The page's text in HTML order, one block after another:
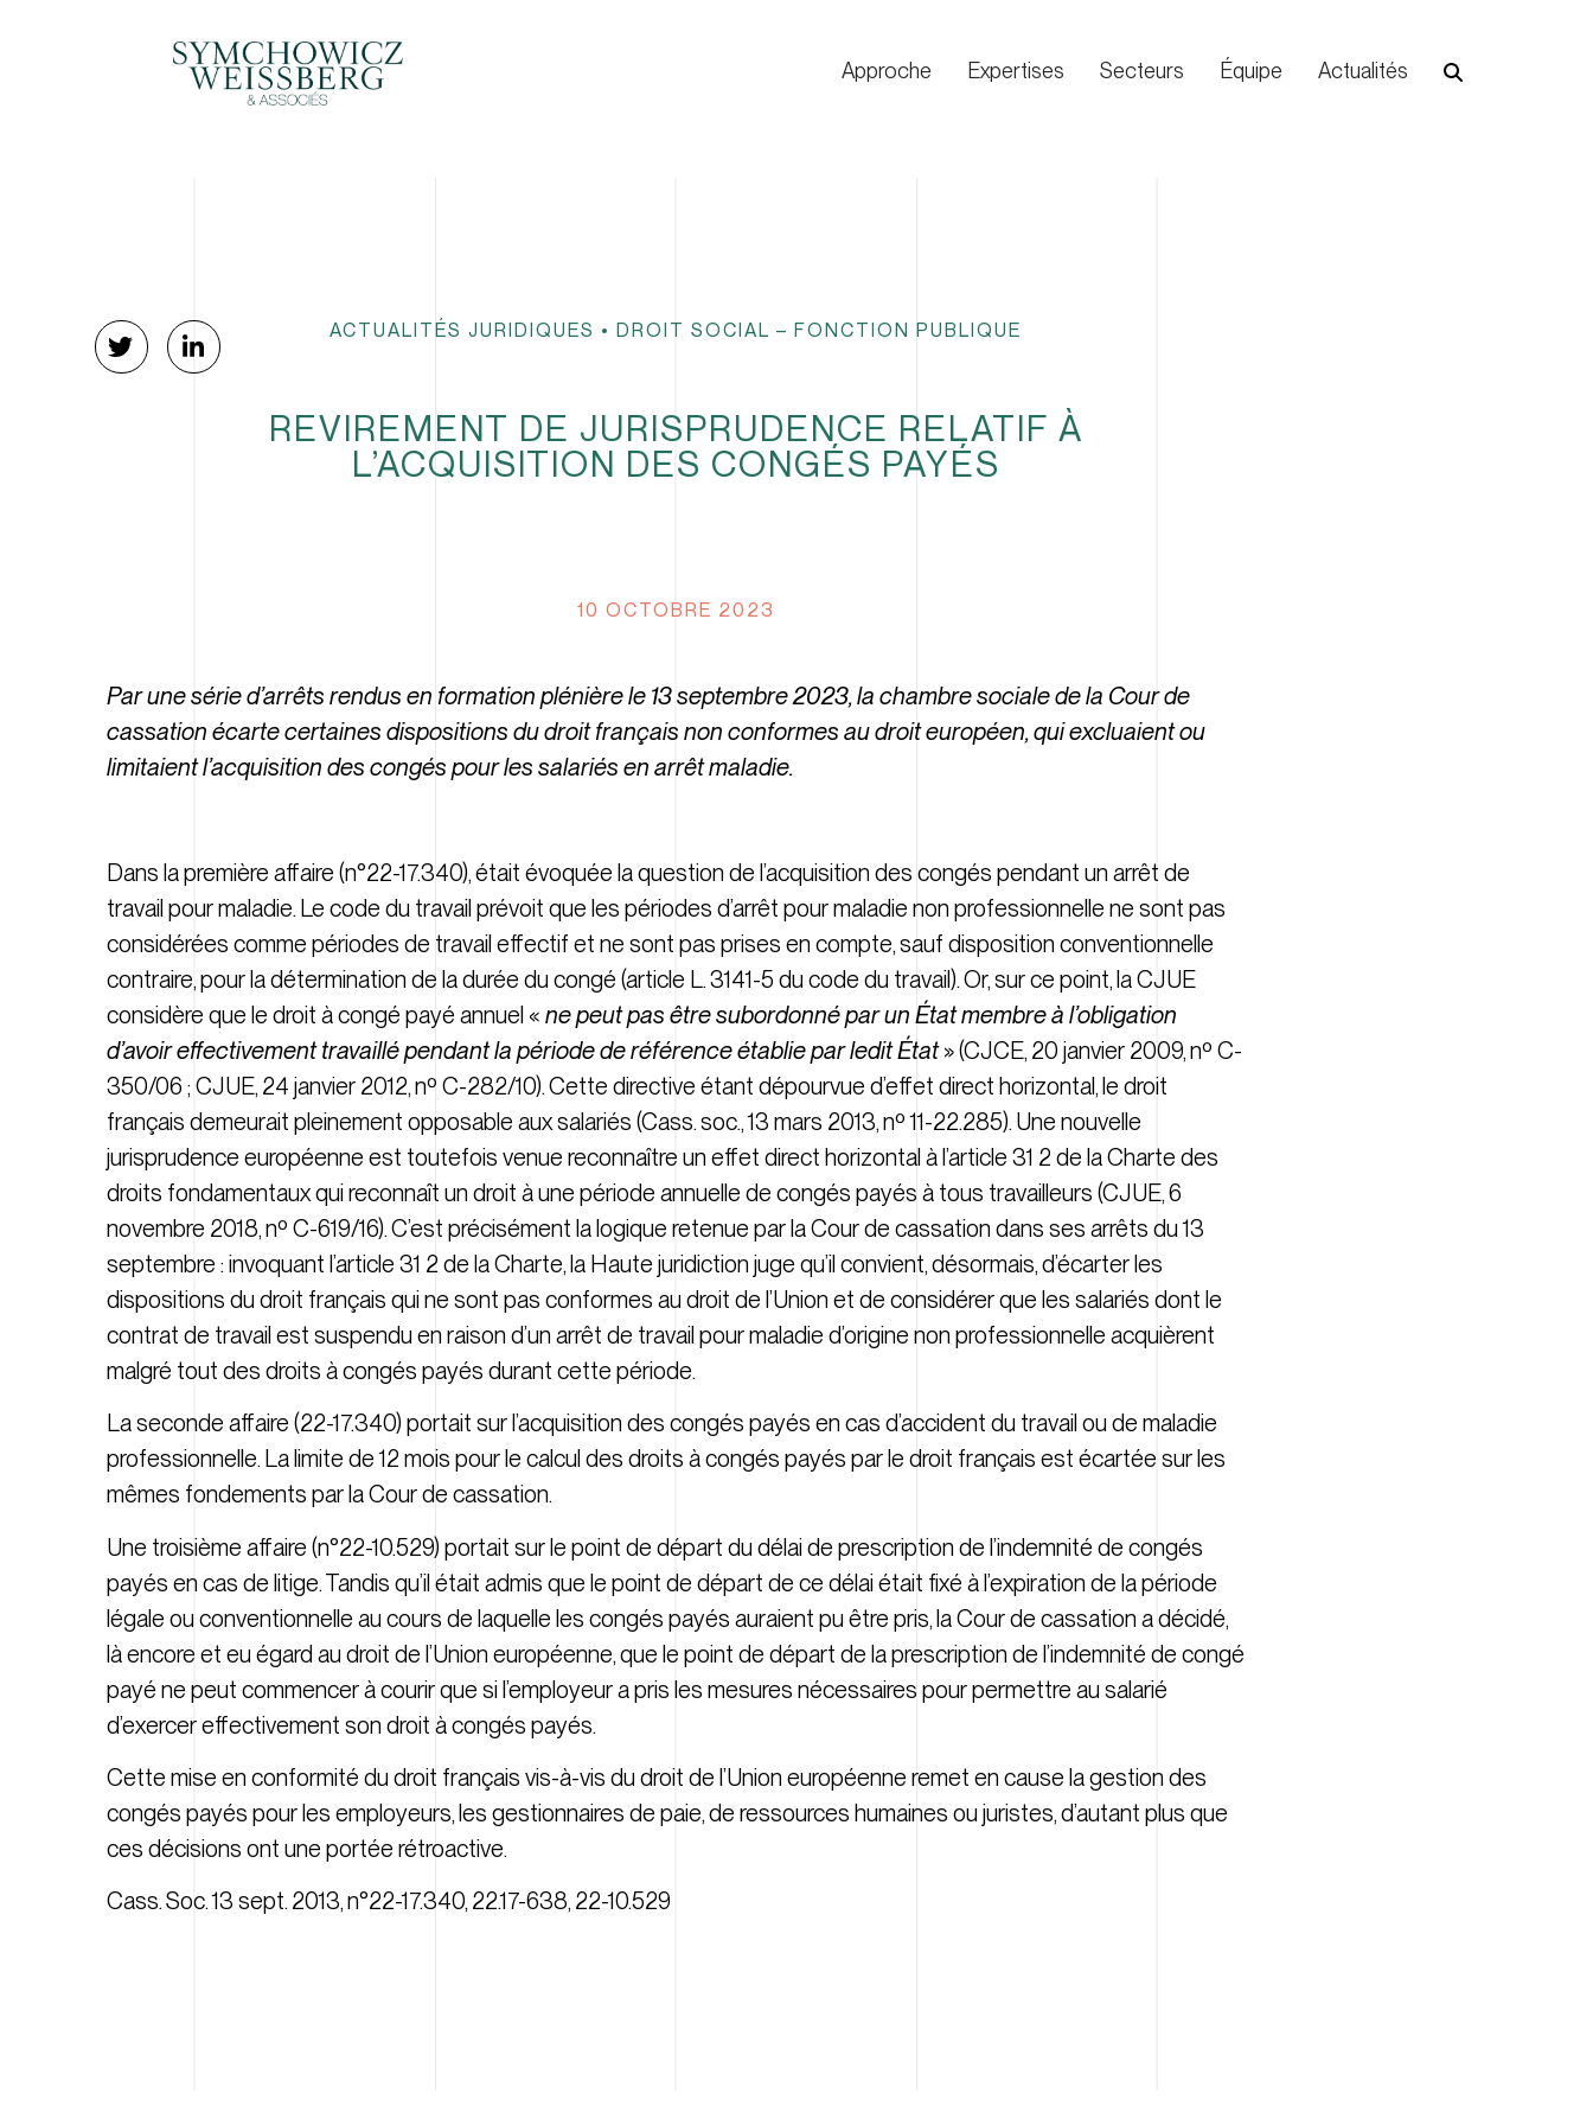
Approche Expertises Secteurs Équipe Actualités
ACTUALITÉS JURIDIQUES • DROIT SOCIAL – FONCTION PUBLIQUE
REVIREMENT DE JURISPRUDENCE RELATIF À
L’ACQUISITION DES CONGÉS PAYÉS
10 OCTOBRE 2023
Par une série d’arrêts rendus en formation plénière le 13 septembre 2023, la chambre sociale de la Cour de
cassation écarte certaines dispositions du droit français non conformes au droit européen, qui excluaient ou
limitaient l’acquisition des congés pour les salariés en arrêt maladie.
Dans la première affaire (n°22-17.340), était évoquée la question de l’acquisition des congés pendant un arrêt de
travail pour maladie. Le code du travail prévoit que les périodes d’arrêt pour maladie non professionnelle ne sont pas
considérées comme périodes de travail effectif et ne sont pas prises en compte, sauf disposition conventionnelle
contraire, pour la détermination de la durée du congé (article L. 3141-5 du code du travail). Or, sur ce point, la CJUE
considère que le droit à congé payé annuel « ne peut pas être subordonné par un État membre à l’obligation
d’avoir effectivement travaillé pendant la période de référence établie par ledit État» (CJCE, 20 janvier 2009, nº C-
350/06 ; CJUE, 24 janvier 2012, nº C-282/10). Cette directive étant dépourvue d’effet direct horizontal, le droit
français demeurait pleinement opposable aux salariés (Cass. soc., 13 mars 2013, nº 11-22.285). Une nouvelle
jurisprudence européenne est toutefois venue reconnaître un effet direct horizontal à l’article 31 2 de la Charte des
droits fondamentaux qui reconnaît un droit à une période annuelle de congés payés à tous travailleurs (CJUE, 6
novembre 2018, nº C-619/16). C’est précisément la logique retenue par la Cour de cassation dans ses arrêts du 13
septembre : invoquant l’article 31 2 de la Charte, la Haute juridiction juge qu’il convient, désormais, d’écarter les
dispositions du droit français qui ne sont pas conformes au droit de l’Union et de considérer que les salariés dont le
contrat de travail est suspendu en raison d’un arrêt de travail pour maladie d’origine non professionnelle acquièrent
malgré tout des droits à congés payés durant cette période.
La seconde affaire (22-17.340) portait sur l’acquisition des congés payés en cas d’accident du travail ou de maladie
professionnelle. La limite de 12 mois pour le calcul des droits à congés payés par le droit français est écartée sur les
mêmes fondements par la Cour de cassation.
Une troisième affaire (n°22-10.529) portait sur le point de départ du délai de prescription de l’indemnité de congés
payés en cas de litige. Tandis qu’il était admis que le point de départ de ce délai était fixé à l’expiration de la période
légale ou conventionnelle au cours de laquelle les congés payés auraient pu être pris, la Cour de cassation a décidé,
là encore et eu égard au droit de l’Union européenne, que le point de départ de la prescription de l’indemnité de congé
payé ne peut commencer à courir que si l’employeur a pris les mesures nécessaires pour permettre au salarié
d’exercer effectivement son droit à congés payés.
Cette mise en conformité du droit français vis-à-vis du droit de l’Union européenne remet en cause la gestion des
congés payés pour les employeurs, les gestionnaires de paie, de ressources humaines ou juristes, d’autant plus que
ces décisions ont une portée rétroactive.
Cass. Soc. 13 sept. 2013, n°22-17.340,22.17-638,22-10.529